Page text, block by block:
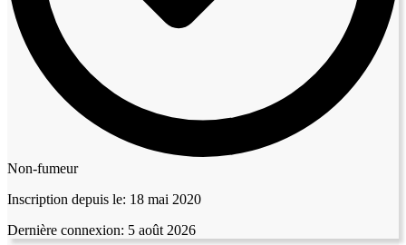
Non-fumeur
Inscription depuis le: 18 mai 2020
Dernière connexion: 5 août 2026